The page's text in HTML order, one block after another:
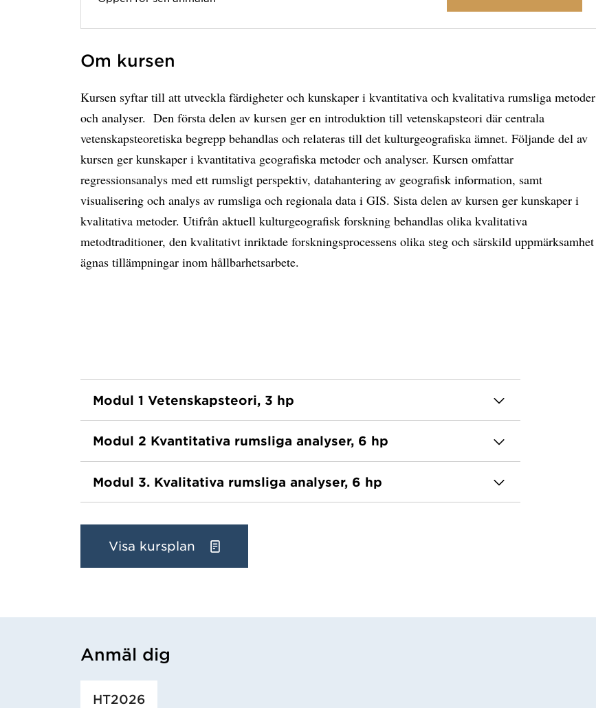
Om kursen
Kursen syftar till att utveckla färdigheter och kunskaper i kvantitativa och kvalitativa rumsliga metoder
och analyser. Den första delen av kursen ger en introduktion till vetenskapsteori där centrala
vetenskapsteoretiska begrepp behandlas och relateras till det kulturgeografiska ämnet. Följande del av
kursen ger kunskaper i kvantitativa geografiska metoder och analyser. Kursen omfattar
regressionsanalys med ett rumsligt perspektiv, datahantering av geografisk information, samt
visualisering och analys av rumsliga och regionala data i GIS. Sista delen av kursen ger kunskaper i
kvalitativa metoder. Utifrån aktuell kulturgeografisk forskning behandlas olika kvalitativa
metodtraditioner, den kvalitativt inriktade forskningsprocessens olika steg och särskild uppmärksamhet
ägnas tillämpningar inom hållbarhetsarbete.
Modul 1 Vetenskapsteori, 3 hp
Modul 2 Kvantitativa rumsliga analyser, 6 hp
Modul 3. Kvalitativa rumsliga analyser, 6 hp
Visa kursplan
Anmäl dig
Har hämtat utbildning.
HT2026